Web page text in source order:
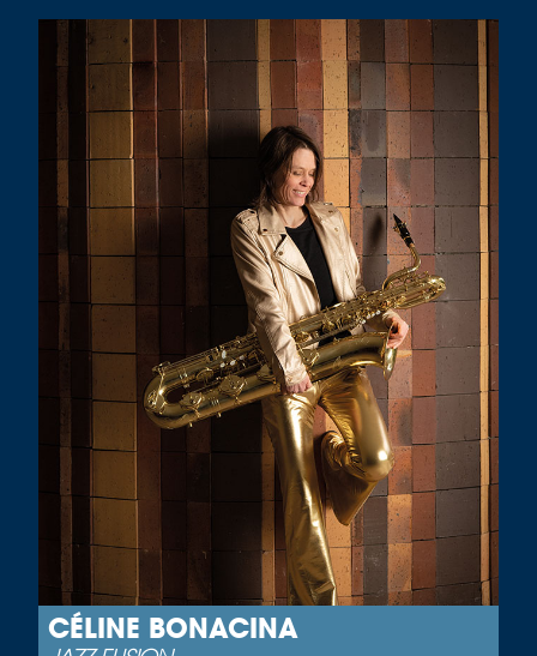
nous porte … vers d’autres rives, d’autres
imaginaires.
Dans le même temps, un nouvel Orchestre
National de Jazz — nouvelle direction et
nouvelle jeunesse au passage du cap des
40 ans — nous fait l’honneur de nous
confier sa diffusion.
Bref notre cœur balance fort !
CÉLINE BONACINA